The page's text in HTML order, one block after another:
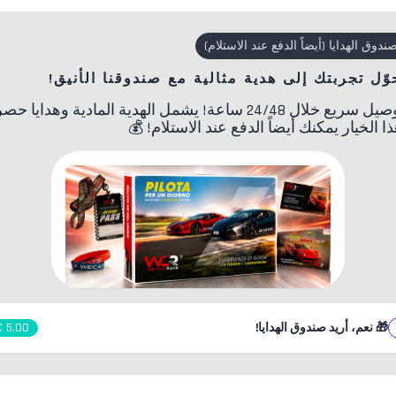
الهدايا (أيضاً الدفع عند الاستلام)
تجربتك إلى هدية مثالية مع صندوقنا الأنيق!
توصيل سريع خلال 24/48 ساعة! يشمل الهدية المادية وهدايا
الخيار يمكنك أيضاً الدفع عند الاستلام! 💰
🎁نعم، أريد صندوق الهدايا! 5,00 €